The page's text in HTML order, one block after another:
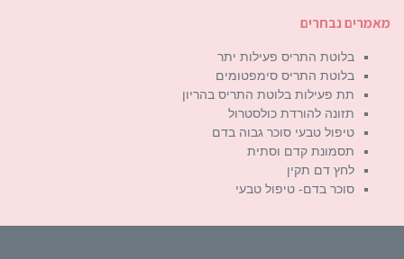
מאמרים נבחרים
בלוטת התריס פעילות יתר
בלוטת התריס סימפטומים
תת פעילות בלוטת התריס בהריון
תזונה להורדת כולסטרול
טיפול טבעי סוכר גבוה בדם
תסמונת קדם וסתית
לחץ דם תקין
סוכר בדם- טיפול טבעי